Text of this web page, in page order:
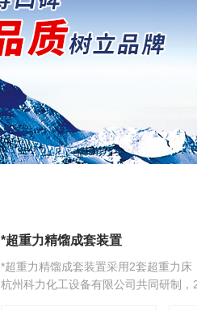
*超重力精馏成套装置
*超重力精馏成套装置采用2套超重力
杭州科力化工设备有限公司共同研制